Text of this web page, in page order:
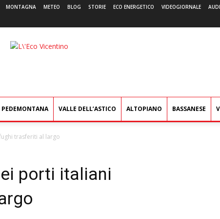
MONTAGNA METEO BLOG STORIE ECO ENERGETICO VIDEOGIORNALE
L'Eco
PEDEMONTANA VALLE DELL’ASTICO ALTOPIANO BASSANESE
trasferiti al largo
porti italiani